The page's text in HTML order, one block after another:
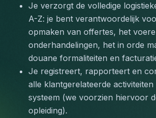
Je verzorgt de volledige
A-Z: je bent verantwoordelijk
opmaken van offertes, het
onderhandelingen, het in orde
douane formaliteiten en
Je registreert, rapporteert en
alle klantgerelateerde activiteiten
systeem (we voorzien hiervoor
opleiding).